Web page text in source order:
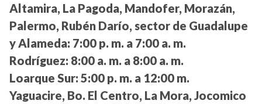
Altamira, La Pagoda, Mandofer, Morazán,
Palermo, Rubén Darío, sector de Guadalupe
y Alameda: 7:00 p. m. a 7:00 a. m.
Rodríguez: 8:00 a. m. a 8:00 a. m.
Loarque Sur: 5:00 p. m. a 12:00 m.
Yaguacire, Bo. El Centro, La Mora, Jocomico